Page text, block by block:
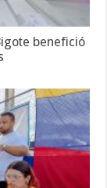
benefició